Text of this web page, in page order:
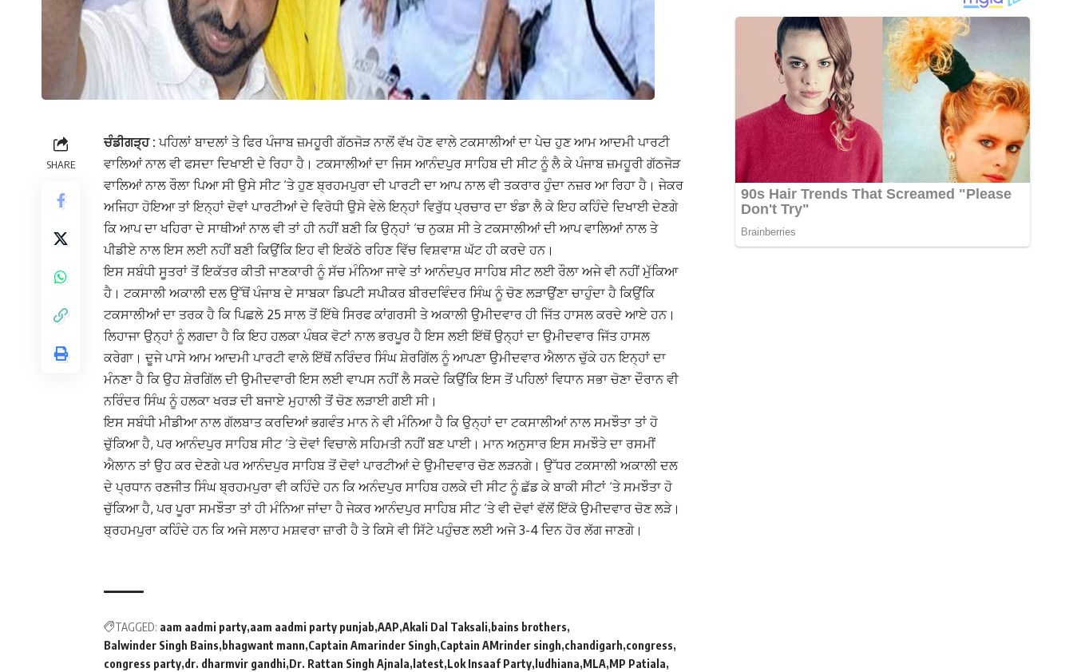
SHARE
ਚੰਡੀਗੜ੍ਹ : ਪਹਿਲਾਂ ਬਾਦਲਾਂ ਤੇ ਫਿਰ ਪੰਜਾਬ ਜ਼ਮਹੂਰੀ ਗੱਠਜੋੜ ਨਾਲੋਂ ਵੱਖ ਹੋਣ ਵਾਲੇ ਟਕਸਾਲੀਆਂ ਦਾ ਪੇਚ ਹੁਣ ਆਮ ਆਦਮੀ ਪਾਰਟੀ
ਵਾਲਿਆਂ ਨਾਲ ਵੀ ਫਸਦਾ ਦਿਖਾਈ ਦੇ ਰਿਹਾ ਹੈ। ਟਕਸਾਲੀਆਂ ਦਾ ਜਿਸ ਆਨੰਦਪੁਰ ਸਾਹਿਬ ਦੀ ਸੀਟ ਨੂੰ ਲੈ ਕੇ ਪੰਜਾਬ ਜ਼ਮਹੂਰੀ ਗੱਠਜੋੜ
ਵਾਲਿਆਂ ਨਾਲ ਰੌਲਾ ਪਿਆ ਸੀ ਉਸੇ ਸੀਟ ‘ਤੇ ਹੁਣ ਬ੍ਰਹਮਪੁਰਾ ਦੀ ਪਾਰਟੀ ਦਾ ਆਪ ਨਾਲ ਵੀ ਤਕਰਾਰ ਹੁੰਦਾ ਨਜ਼ਰ ਆ ਰਿਹਾ ਹੈ। ਜੇਕਰ
ਅਜਿਹਾ ਹੋਇਆ ਤਾਂ ਇਨ੍ਹਾਂ ਦੋਵਾਂ ਪਾਰਟੀਆਂ ਦੇ ਵਿਰੋਧੀ ਉਸੇ ਵੇਲੇ ਇਨ੍ਹਾਂ ਵਿਰੁੱਧ ਪ੍ਰਚਾਰ ਦਾ ਝੰਡਾ ਲੈ ਕੇ ਇਹ ਕਹਿੰਦੇ ਦਿਖਾਈ ਦੇਣਗੇ
ਕਿ ਆਪ ਦਾ ਖਹਿਰਾ ਦੇ ਸਾਥੀਆਂ ਨਾਲ ਵੀ ਤਾਂ ਹੀ ਨਹੀਂ ਬਣੀ ਕਿ ਉਨ੍ਹਾਂ ‘ਚ ਨੁਕਸ਼ ਸੀ ਤੇ ਟਕਸਾਲੀਆਂ ਦੀ ਆਪ ਵਾਲਿਆਂ ਨਾਲ ਤੇ
ਪੀਡੀਏ ਨਾਲ ਇਸ ਲਈ ਨਹੀਂ ਬਣੀ ਕਿਉਂਕਿ ਇਹ ਵੀ ਇਕੱਠੇ ਰਹਿਣ ਵਿੱਚ ਵਿਸ਼ਵਾਸ਼ ਘੱਟ ਹੀ ਕਰਦੇ ਹਨ।
ਇਸ ਸਬੰਧੀ ਸੂਤਰਾਂ ਤੋਂ ਇਕੱਤਰ ਕੀਤੀ ਜਾਣਕਾਰੀ ਨੂੰ ਸੱਚ ਮੰਨਿਆ ਜਾਵੇ ਤਾਂ ਆਨੰਦਪੁਰ ਸਾਹਿਬ ਸੀਟ ਲਈ ਰੌਲਾ ਅਜੇ ਵੀ ਨਹੀਂ ਮੁੱਕਿਆ
ਹੈ। ਟਕਸਾਲੀ ਅਕਾਲੀ ਦਲ ਉੱਥੋਂ ਪੰਜਾਬ ਦੇ ਸਾਬਕਾ ਡਿਪਟੀ ਸਪੀਕਰ ਬੀਰਦਵਿੰਦਰ ਸਿੰਘ ਨੂੰ ਚੋਣ ਲੜਾਉਂਣਾ ਚਾਹੁੰਦਾ ਹੈ ਕਿਉਂਕਿ
ਟਕਸਾਲੀਆਂ ਦਾ ਤਰਕ ਹੈ ਕਿ ਪਿਛਲੇ 25 ਸਾਲ ਤੋਂ ਇੱਥੇ ਸਿਰਫ ਕਾਂਗਰਸੀ ਤੇ ਅਕਾਲੀ ਉਮੀਦਵਾਰ ਹੀ ਜਿੱਤ ਹਾਸਲ ਕਰਦੇ ਆਏ ਹਨ।
ਲਿਹਾਜਾ ਉਨ੍ਹਾਂ ਨੂੰ ਲਗਦਾ ਹੈ ਕਿ ਇਹ ਹਲਕਾ ਪੰਥਕ ਵੋਟਾਂ ਨਾਲ ਭਰਪੂਰ ਹੈ ਇਸ ਲਈ ਇੱਥੋਂ ਉਨ੍ਹਾਂ ਦਾ ਉਮੀਦਵਾਰ ਜਿੱਤ ਹਾਸਲ
ਕਰੇਗਾ। ਦੂਜੇ ਪਾਸੇ ਆਮ ਆਦਮੀ ਪਾਰਟੀ ਵਾਲੇ ਇੱਥੋਂ ਨਰਿੰਦਰ ਸਿੰਘ ਸ਼ੇਰਗਿੱਲ ਨੂੰ ਆਪਣਾ ਉਮੀਦਵਾਰ ਐਲਾਨ ਚੁੱਕੇ ਹਨ ਇਨ੍ਹਾਂ ਦਾ
ਮੰਨਣਾ ਹੈ ਕਿ ਉਹ ਸ਼ੇਰਗਿੱਲ ਦੀ ਉਮੀਦਵਾਰੀ ਇਸ ਲਈ ਵਾਪਸ ਨਹੀਂ ਲੈ ਸਕਦੇ ਕਿਉਂਕਿ ਇਸ ਤੋਂ ਪਹਿਲਾਂ ਵਿਧਾਨ ਸਭਾ ਚੋਣਾ ਦੌਰਾਨ ਵੀ
ਨਰਿੰਦਰ ਸਿੰਘ ਨੂੰ ਹਲਕਾ ਖਰੜ ਦੀ ਬਜਾਏ ਮੁਹਾਲੀ ਤੋਂ ਚੋਣ ਲੜਾਈ ਗਈ ਸੀ।
ਇਸ ਸਬੰਧੀ ਮੀਡੀਆ ਨਾਲ ਗੱਲਬਾਤ ਕਰਦਿਆਂ ਭਗਵੰਤ ਮਾਨ ਨੇ ਵੀ ਮੰਨਿਆ ਹੈ ਕਿ ਉਨ੍ਹਾਂ ਦਾ ਟਕਸਾਲੀਆਂ ਨਾਲ ਸਮਝੌਤਾ ਤਾਂ ਹੋ
ਚੁੱਕਿਆ ਹੈ, ਪਰ ਆਨੰਦਪੁਰ ਸਾਹਿਬ ਸੀਟ ‘ਤੇ ਦੋਵਾਂ ਵਿਚਾਲੇ ਸਹਿਮਤੀ ਨਹੀਂ ਬਣ ਪਾਈ। ਮਾਨ ਅਨੁਸਾਰ ਇਸ ਸਮਝੌਤੇ ਦਾ ਰਸਮੀਂ
ਐਲਾਨ ਤਾਂ ਉਹ ਕਰ ਦੇਣਗੇ ਪਰ ਆਨੰਦਪੁਰ ਸਾਹਿਬ ਤੋਂ ਦੋਵਾਂ ਪਾਰਟੀਆਂ ਦੇ ਉਮੀਦਵਾਰ ਚੋਣ ਲੜਨਗੇ। ਉੱਧਰ ਟਕਸਾਲੀ ਅਕਾਲੀ ਦਲ
ਦੇ ਪ੍ਰਧਾਨ ਰਣਜੀਤ ਸਿੰਘ ਬ੍ਰਹਮਪੁਰਾ ਵੀ ਕਹਿੰਦੇ ਹਨ ਕਿ ਅਨੰਦਪੁਰ ਸਾਹਿਬ ਹਲਕੇ ਦੀ ਸੀਟ ਨੂੰ ਛੱਡ ਕੇ ਬਾਕੀ ਸੀਟਾਂ ‘ਤੇ ਸਮਝੌਤਾ ਹੋ
ਚੁੱਕਿਆ ਹੈ, ਪਰ ਪੂਰਾ ਸਮਝੌਤਾ ਤਾਂ ਹੀ ਮੰਨਿਆ ਜਾਂਦਾ ਹੈ ਜੇਕਰ ਆਨੰਦਪੁਰ ਸਾਹਿਬ ਸੀਟ ‘ਤੇ ਵੀ ਦੋਵਾਂ ਵੱਲੋਂ ਇੱਕੋ ਉਮੀਦਵਾਰ ਚੋਣ ਲੜੇ।
ਬ੍ਰਹਮਪੁਰਾ ਕਹਿੰਦੇ ਹਨ ਕਿ ਅਜੇ ਸਲਾਹ ਮਸ਼ਵਰਾ ਜ਼ਾਰੀ ਹੈ ਤੇ ਕਿਸੇ ਵੀ ਸਿੱਟੇ ਪਹੁੰਚਣ ਲਈ ਅਜੇ 3-4 ਦਿਨ ਹੋਰ ਲੱਗ ਜਾਣਗੇ।
TAGGED: aam aadmi party aam aadmi party punjab AAP Akali Dal Taksali bains brothers
Balwinder Singh Bains bhagwant mann Captain Amarinder Singh Captain AMrinder singh chandigarh congress
congress party dr. dharmvir gandhi Dr. Rattan Singh Ajnala latest Lok Insaaf Party ludhiana MLA MP Patiala